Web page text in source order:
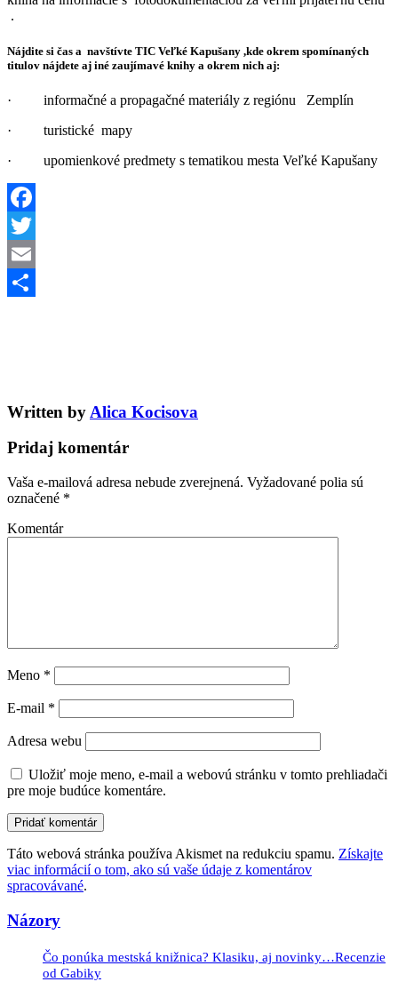
.
Nájdite si čas a navštívte TIC Veľké Kapušany ,kde okrem spomínaných
titulov nájdete aj iné zaujímavé knihy a okrem nich aj:
· informačné a propagačné materiály z regiónu Zemplín
· turistické mapy
· upomienkové predmety s tematikou mesta Veľké Kapušany
Facebook
Twitter
Email
Written by Alica Kocisova
Pridaj komentár
Vaša e-mailová adresa nebude zverejnená. Vyžadované polia sú
označené *
Komentár
Meno *
E-mail *
Adresa webu
Uložiť moje meno, e-mail a webovú stránku v tomto prehliadači
pre moje budúce komentáre.
Táto webová stránka používa Akismet na redukciu spamu. Získajte
viac informácií o tom, ako sú vaše údaje z komentárov
spracovávané.
Názory
Čo ponúka mestská knižnica? Klasiku, aj novinky…Recenzie
od Gabiky